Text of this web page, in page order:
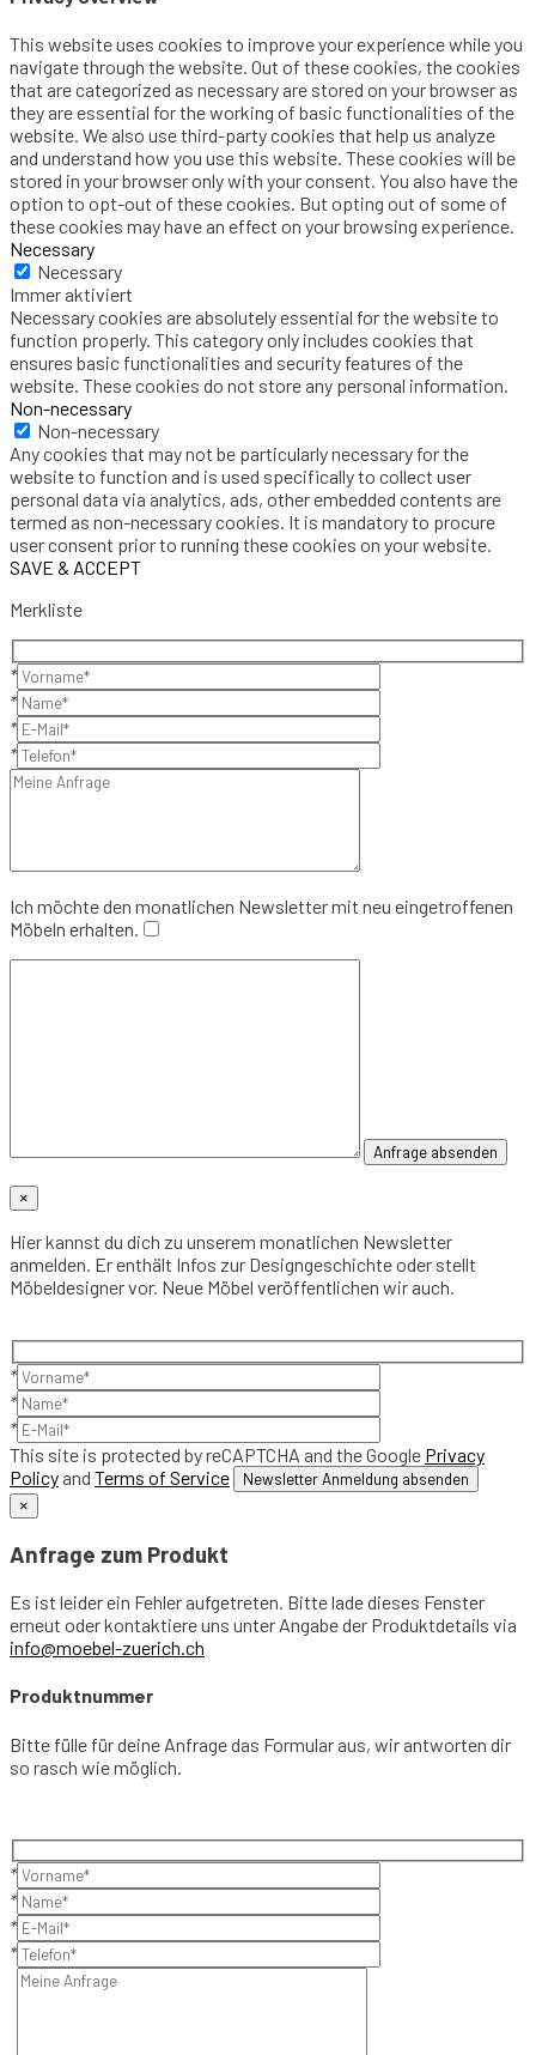
This website uses cookies to improve your experience while you
navigate through the website. Out of these cookies, the cookies
that are categorized as necessary are stored on your browser as
they are essential for the working of basic functionalities of the
website. We also use third-party cookies that help us analyze
and understand how you use this website. These cookies will be
stored in your browser only with your consent. You also have the
option to opt-out of these cookies. But opting out of some of
these cookies may have an effect on your browsing experience.
Necessary
Necessary
Immer aktiviert
Necessary cookies are absolutely essential for the website to
function properly. This category only includes cookies that
ensures basic functionalities and security features of the
website. These cookies do not store any personal information.
Non-necessary
Non-necessary
Any cookies that may not be particularly necessary for the
website to function and is used specifically to collect user
personal data via analytics, ads, other embedded contents are
termed as non-necessary cookies. It is mandatory to procure
user consent prior to running these cookies on your website.
SAVE & ACCEPT
Merkliste
*
*
*
*
Ich möchte den monatlichen Newsletter mit neu eingetroffenen
Möbeln erhalten.
×
Hier kannst du dich zu unserem monatlichen Newsletter
anmelden. Er enthält Infos zur Designgeschichte oder stellt
Möbeldesigner vor. Neue Möbel veröffentlichen wir auch.
*
*
*
This site is protected by reCAPTCHA and the Google Privacy
Policy and Terms of Service
×
Anfrage zum Produkt
Es ist leider ein Fehler aufgetreten. Bitte lade dieses Fenster
erneut oder kontaktiere uns unter Angabe der Produktdetails via
info@moebel-zuerich.ch
Produktnummer
Bitte fülle für deine Anfrage das Formular aus, wir antworten dir
so rasch wie möglich.
*
*
*
*